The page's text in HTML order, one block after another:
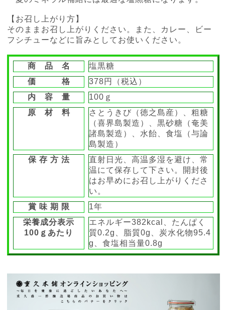
【お召し上がり方】
そのままお召し上がりください。また、カレー、ビー
フシチューなどに旨みとしてお使いください。
商 品 名
塩黒糖
価 格
378円（税込）
内 容 量
100ｇ
原 材 料
さとうきび（徳之島産）、粗糖
（喜界島製造）、黒砂糖（奄美
諸島製造）、水飴、食塩（与論
島製造）
保 存 方 法
直射日光、高温多湿を避け、常
温にて保存して下さい。開封後
はお早めにお召し上がりくださ
い。
賞 味 期 限
1年
栄養成分表示
100ｇあたり
エネルギー382kcal、たんぱく
質0.2g、脂質0g、炭水化物95.4
g、食塩相当量0.8g